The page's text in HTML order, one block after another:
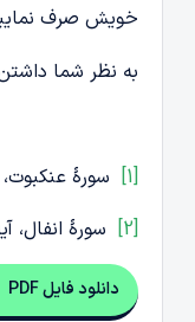
خویش صرف
به نظر شما
[1]
سورۀ عنکبوت،
[2] سورۀ انفال، آیۀ
دانلود فایل PDF